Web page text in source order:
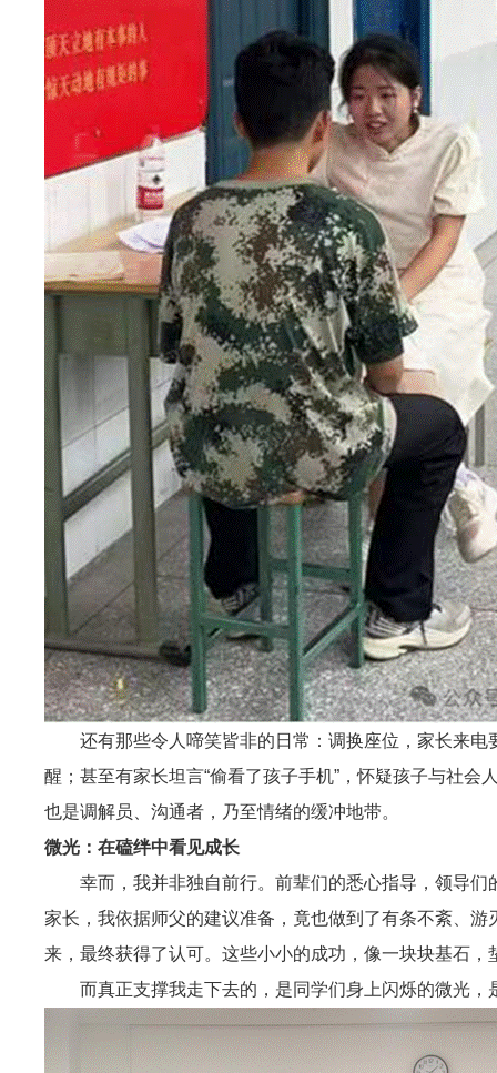
还有那些令人啼笑皆非的日常：调换座位，家长来
醒；甚至有家长坦言“偷看了孩子手机”，怀疑孩子与社
也是调解员、沟通者，乃至情绪的缓冲地带。
微光：在磕绊中看见成长
幸而，我并非独自前行。前辈们的悉心指导，领导
家长，我依据师父的建议准备，竟也做到了有条不紊、
来，最终获得了认可。这些小小的成功，像一块块基石，
而真正支撑我走下去的，是同学们身上闪烁的微光，